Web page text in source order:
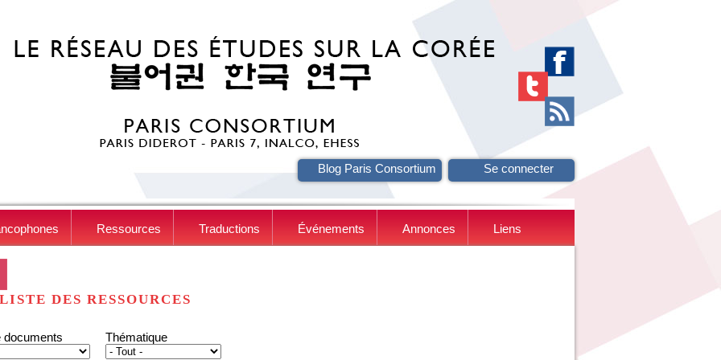
Blog Paris Consortium Se connecter
Ressources Traductions Événements Annonces Liens
LISTE DES RESSOURCES
documents Thématique